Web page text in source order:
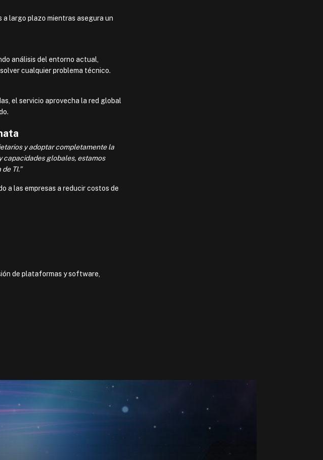
a largo plazo mientras asegura un
análisis del entorno actual,
cualquier problema técnico.
el servicio aprovecha la red global
y adoptar completamente la
capacidades globales, estamos
TI.”
a las empresas a reducir costos de
de plataformas y software,